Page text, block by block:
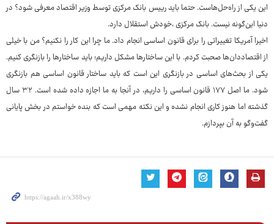
این یکی از راه‌حل‌هاست. حتما باید رییس بانک مرکزی توسط وزیر اقتصاد معرفی شود؟ در
دنیا این‌گونه نیست. بانک مرکزی ،خودش استقلال دارد.
اخیرا آمریکا تغییراتی را برای قانون اساسی انجام داد. ما چرا این کار را نکنیم؟ من با خیلی
از اقتصاددان‌ها صحبت کردم. با این ساختارها مشکل داریم؛ باید ساختارها را بازنگری کنیم.
یکی از بحث‌های اساسی در بازنگری این است که باید ساختار قانون اساسی هم بازنگری
شود. ما اصل ۱۷۷ قانون اساسی را داریم، در آنجا به ما اجازه داده شده است. ۳۲ سال
گذشته اما هنوز کاری انجام نشده و این نکته مهمی است که بنده خواستم در بخش پایانی
گفت‌وگو به آن بپردازم.